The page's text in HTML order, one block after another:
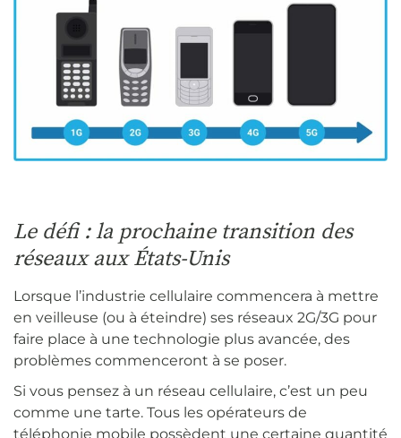
Le défi : la prochaine transition des
réseaux aux États-Unis
Lorsque l’industrie cellulaire commencera à mettre
en veilleuse (ou à éteindre) ses réseaux 2G/3G pour
faire place à une technologie plus avancée, des
problèmes commenceront à se poser.
Si vous pensez à un réseau cellulaire, c’est un peu
comme une tarte. Tous les opérateurs de
téléphonie mobile possèdent une certaine quantité